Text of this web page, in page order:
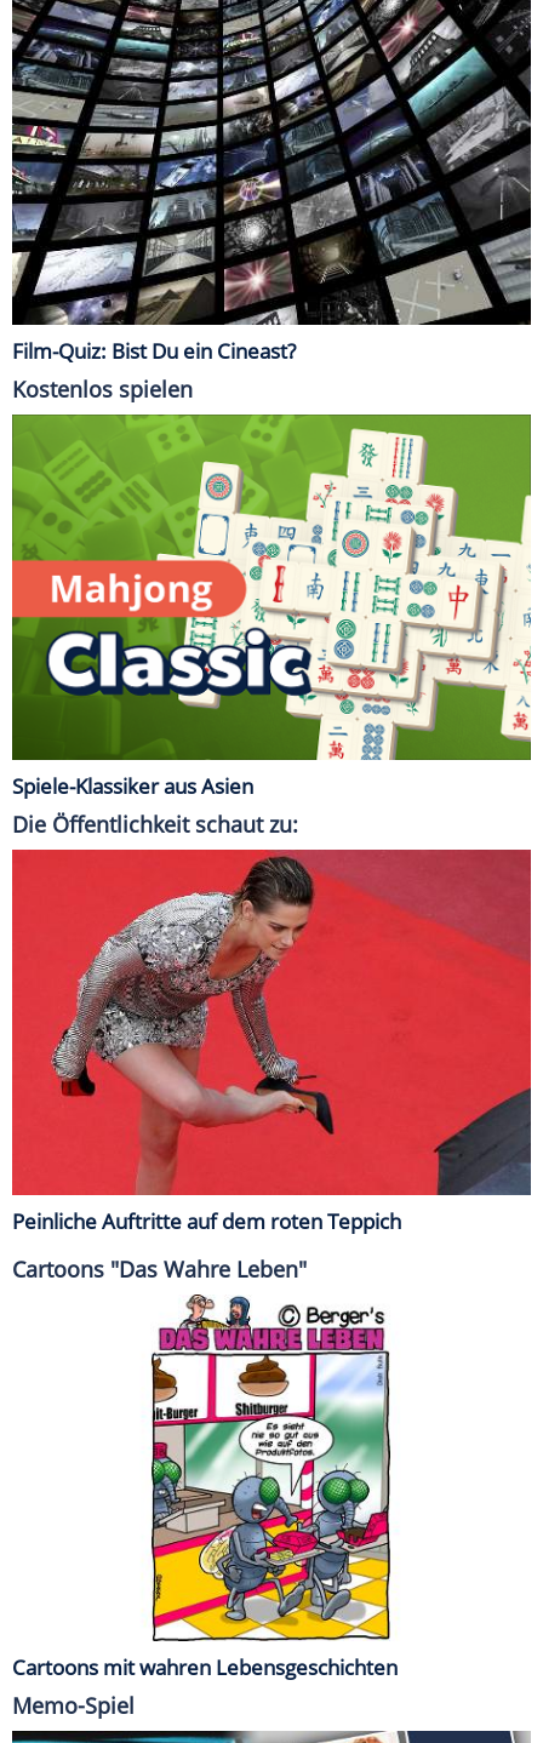
Film-Quiz: Bist Du ein Cineast?
Kostenlos spielen
Spiele-Klassiker aus Asien
Die Öffentlichkeit schaut zu:
Peinliche Auftritte auf dem roten Teppich
Cartoons "Das Wahre Leben"
Cartoons mit wahren Lebensgeschichten
Memo-Spiel